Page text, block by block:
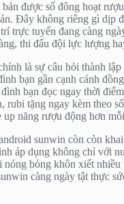
được số đông hoạt
Đây không riêng gì
trực tuyến đang càng
thi đấu đội lực lượng
là sự câu hỏi thành
bạn gần cạnh cánh
bạn đọc ngay thời
tặng ngay kèm theo
năng rượu động hơn
sunwin còn còn
áp dụng không chỉ với
bỏng khôn xiết
càng ngày tật thực